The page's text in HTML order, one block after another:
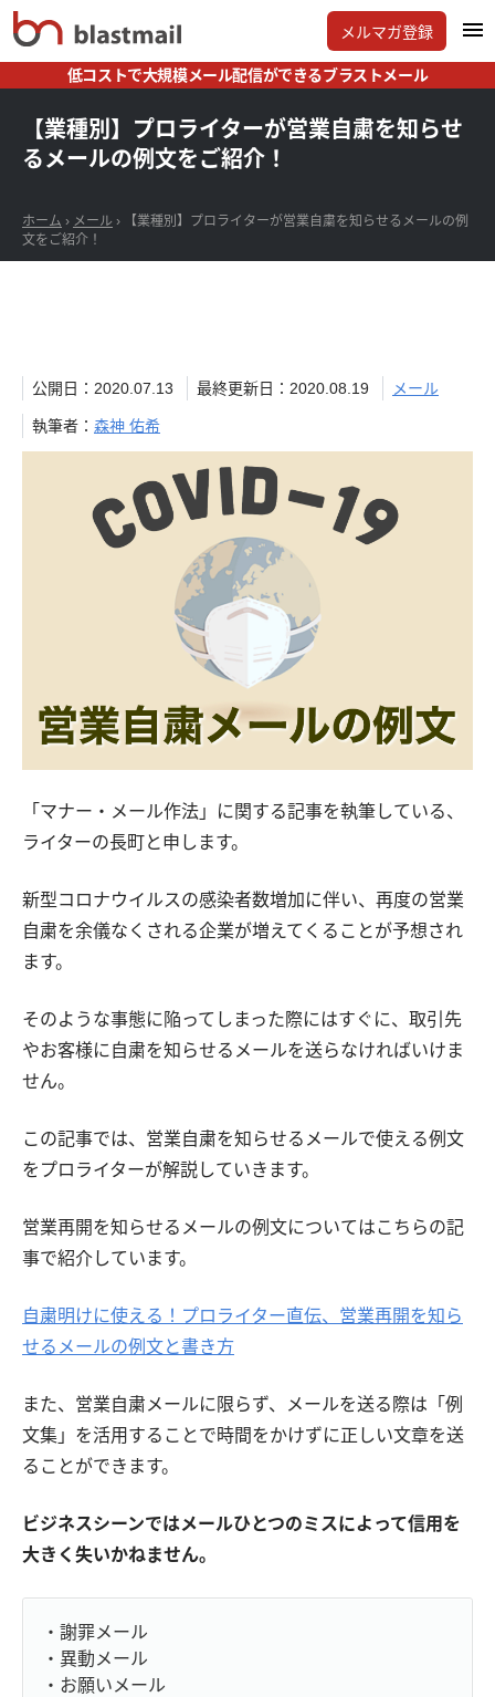
メルマガ登録
低コストで大規模メール配信ができるブラストメール
【業種別】プロライターが営業自粛を知らせ
るメールの例文をご紹介！
ホーム › メール › 【業種別】プロライターが営業自粛を知らせるメールの例
文をご紹介！
公開日：2020.07.13 最終更新日：2020.08.19 メール
執筆者： 森神 佑希
「マナー・メール作法」に関する記事を執筆している、
ライターの長町と申します。
新型コロナウイルスの感染者数増加に伴い、再度の営業
自粛を余儀なくされる企業が増えてくることが予想され
ます。
そのような事態に陥ってしまった際にはすぐに、取引先
やお客様に自粛を知らせるメールを送らなければいけま
せん。
この記事では、営業自粛を知らせるメールで使える例文
をプロライターが解説していきます。
営業再開を知らせるメールの例文についてはこちらの記
事で紹介しています。
自粛明けに使える！プロライター直伝、営業再開を知ら
せるメールの例文と書き方
また、営業自粛メールに限らず、メールを送る際は「例
文集」を活用することで時間をかけずに正しい文章を送
ることができます。
ビジネスシーンではメールひとつのミスによって信用を
大きく失いかねません。
・謝罪メール
・異動メール
・お願いメール